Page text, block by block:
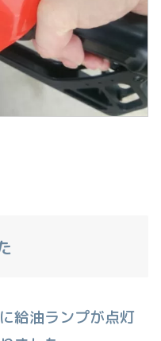
給油ランプが点灯